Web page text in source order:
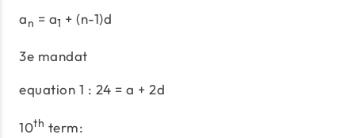
an = a1 + (n-1)d
3e mandat
equation 1 : 24 = a + 2d
10th term: